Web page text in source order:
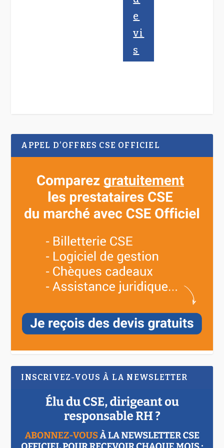
e
vi
s
APPEL D’OFFRES CSE OFFICIEL
INSCRIVEZ-VOUS À LA NEWSLETTER